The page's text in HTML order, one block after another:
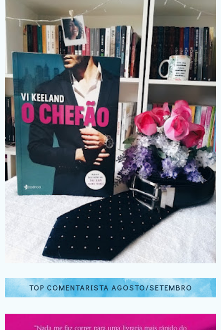
TOP COMENTARISTA AGOSTO/SETEMBRO